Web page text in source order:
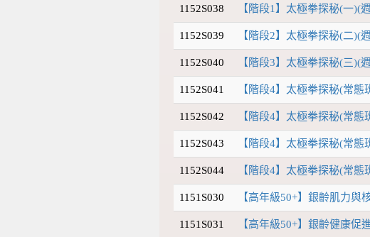
1152S038 【階段1】太極拳探秘(一)(
1152S039 【階段2】太極拳探秘(二)(
1152S040 【階段3】太極拳探秘(三)(
1152S041 【階段4】太極拳探秘(常態
1152S042 【階段4】太極拳探秘(常
1152S043 【階段4】太極拳探秘(常
1152S044 【階段4】太極拳探秘(常態
1151S030 【高年級50+】銀齡肌力與
1151S031 【高年級50+】銀齡健康促